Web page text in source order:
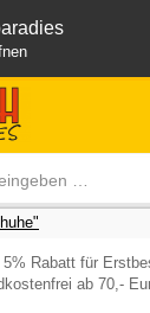
5% Rabatt für
ab 70,-